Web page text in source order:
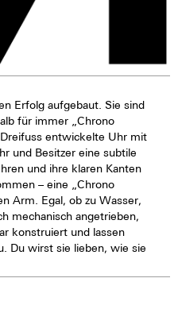
Erfolg aufgebaut. Sie sind
für immer „Chrono
entwickelte Uhr mit
und Besitzer eine subtile
und ihre klaren Kanten
– eine „Chrono
Arm. Egal, ob zu Wasser,
mechanisch angetrieben,
konstruiert und lassen
Du wirst sie lieben, wie sie